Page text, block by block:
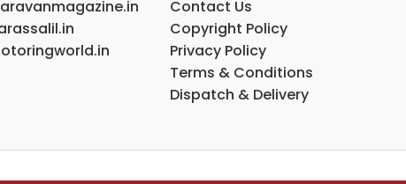
Contact Us
Copyright Policy
Privacy Policy
Terms & Conditions
Dispatch & Delivery